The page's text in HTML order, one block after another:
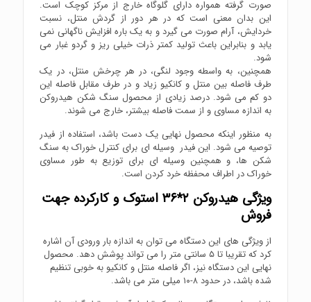
صورت گرفته همواره دارای گلوگاه خارج از مرکز کوچک است.
این بدان معنی است که در هر دور از گردش منتل، نسبت
خردایش، آرام صورت می گیرد و به یک باره افزایش ناگهانی نمی
یابد و بنابراین باعث تولید کمتر ذرات خیلی ریز و گردو غبار می
شود.
همچنین، به واسطه وجود لنگی، در هر چرخش منتل، در یک
طرف فاصله بین منتل و کانکیو زیاد و در طرف مقابل فاصله این
دو کم می شود. درصد زیادی از محصول سنگ شکن هیدروکن
به اندازه مساوی و از سمت فاصله بیشتر، خارج می شوند.
به منظور اینکه محصول نهایی یک دست باشد، استفاده از فیدر
توصیه می شود. این فیدر وسیله ای برای کنترل خوراک به سنگ
شکن ها، و همچنین وسیله ای برای توزیع به طور مساوی
خوراک در اطراف محفظه خرد کردن است.
ویژگی هیدروکن ۲*۳۶ استوک و کارکرده جهت
فروش
از ویژگی های این دستگاه می توان به اندازه بار ورودی آن اشاره
کرد که تقریبا تا ۵ سانتی متر را می تواند پوشش دهد. محصول
نهایی این دستگاه نیز، اگر فاصله منتل و کانکیو به خوبی تنظیم
شده باشد، در حدود ۸-۱۰ میلی متر می باشد.